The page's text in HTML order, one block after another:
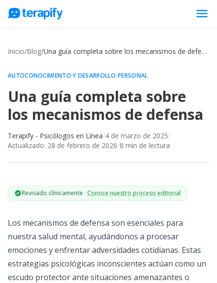
menu
Opiniones
Empresas
Preguntas frecuentes
Trabaja con nosotros
Inicio/Blog/ Una guía completa sobre los mecanismos de defensa
AUTOCONOCIMIENTO Y DESARROLLO PERSONAL
Una guía completa sobre
los mecanismos de defensa
Terapify - Psicólogos en Línea/4 de marzo de 2025/
Actualizado: 28 de febrero de 2026/8 min de lectura
Revisado clínicamente · Conoce nuestro proceso editorial
Los mecanismos de defensa son esenciales para
nuestra salud mental, ayudándonos a procesar
emociones y enfrentar adversidades cotidianas. Estas
estrategias psicológicas inconscientes actúan como un
escudo protector ante situaciones amenazantes o